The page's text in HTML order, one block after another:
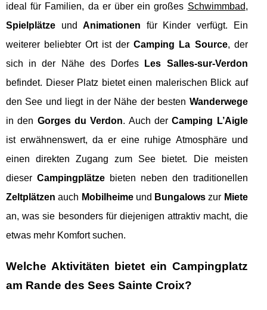
ideal für Familien, da er über ein großes Schwimmbad,
Spielplätze undAnimationen für Kinder verfügt. Ein
weiterer beliebter Ort ist derCamping La Source, der
sich in der Nähe des Dorfes
Les Salles-sur-Verdon
befindet. Dieser Platz bietet einen malerischen Blick auf
den See und liegt in der Nähe der besten Wanderwege
in den Gorges du Verdon. Auch derCamping L’Aigle
ist erwähnenswert, da er eine ruhige Atmosphäre und
einen direkten Zugang zum See bietet. Die meisten
dieser Campingplätzebieten neben den traditionellen
Zeltplätzen auch Mobilheimeund Bungalows zur Miete
an, was sie besonders für diejenigen attraktiv macht, die
etwas mehr Komfort suchen.
Welche Aktivitäten bietet ein Campingplatz
am Rande des Sees Sainte Croix?